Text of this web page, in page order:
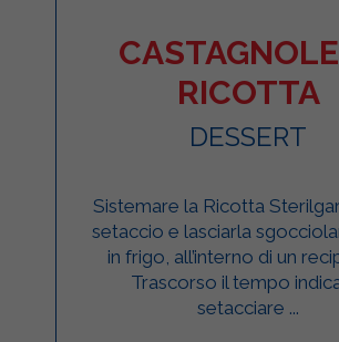
RICOTTA
DESSERT
Sistemare la Ricotta
setaccio e lasciarla
in frigo, all’interno di un
Trascorso il tempo
setacciare ...